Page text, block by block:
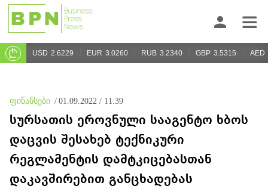
USD 2.6229 EUR 3.0260 RUB 3.2340 GBP 3.5315 AED
ფინანსები / 01.09.2022 / 11:39
სურსათის ეროვნული სააგენტო ხბოს
დაცვის შესახებ ტექნიკური
რეგლამენტის დამტკიცებასთან
დაკავშირებით განცხადებას